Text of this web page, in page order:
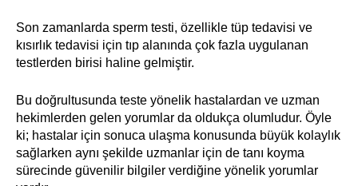
Son zamanlarda sperm testi, özellikle tüp tedavisi ve
kısırlık tedavisi için tıp alanında çok fazla uygulanan
testlerden birisi haline gelmiştir.
Bu doğrultusunda teste yönelik hastalardan ve uzman
hekimlerden gelen yorumlar da oldukça olumludur. Öyle
ki; hastalar için sonuca ulaşma konusunda büyük kolaylık
sağlarken aynı şekilde uzmanlar için de tanı koyma
sürecinde güvenilir bilgiler verdiğine yönelik yorumlar